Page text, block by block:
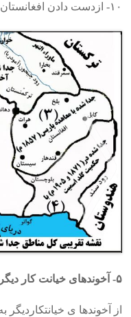
۱۰- ازدست دادن افغانستان در زمان ناصرالدین شاه
۵- آخوندهای خیانت کار دیگر
از آخوندها ی
<